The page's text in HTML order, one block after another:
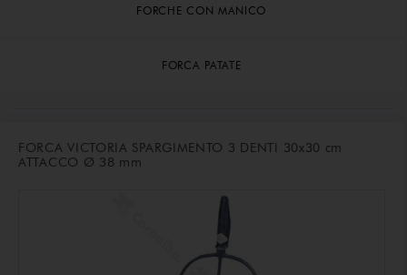
FORCHE CON MANICO
FORCA PATATE
FORCA VICTORIA SPARGIMENTO 3 DENTI 30x30 cm
ATTACCO Ø 38 mm